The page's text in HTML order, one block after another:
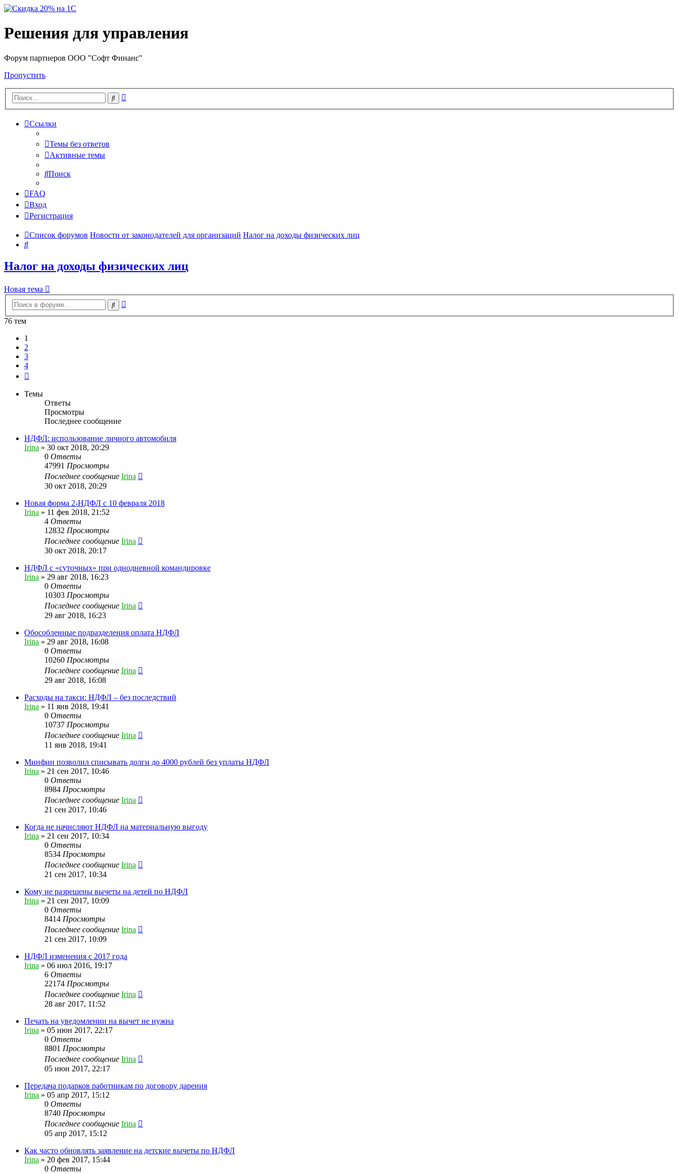
Решения для управления
Форум партнеров ООО "Софт Финанс"
Пропустить
Поиск
Ссылки
Темы без ответов
Активные темы
Поиск
FAQ
Вход
Регистрация
Список форумов Новости от законодателей для организаций Налог на доходы физических лиц
Поиск
Налог на доходы физических лиц
Новая тема
Поиск
76 тем
1
2
3
4
Темы
Ответы
Просмотры
Последнее сообщение
НДФЛ: использование личного автомобиля
Irina » 30 окт 2018, 20:29
0 Ответы
47991 Просмотры
Последнее сообщение Irina
30 окт 2018, 20:29
Новая форма 2-НДФЛ с 10 февраля 2018
Irina » 11 фев 2018, 21:52
4 Ответы
12832 Просмотры
Последнее сообщение Irina
30 окт 2018, 20:17
НДФЛ с «суточных» при однодневной командировке
Irina » 29 авг 2018, 16:23
0 Ответы
10303 Просмотры
Последнее сообщение Irina
29 авг 2018, 16:23
Обособленные подразделения оплата НДФЛ
Irina » 29 авг 2018, 16:08
0 Ответы
10260 Просмотры
Последнее сообщение Irina
29 авг 2018, 16:08
Расходы на такси: НДФЛ – без последствий
Irina » 11 янв 2018, 19:41
0 Ответы
10737 Просмотры
Последнее сообщение Irina
11 янв 2018, 19:41
Минфин позволил списывать долги до 4000 рублей без уплаты НДФЛ
Irina » 21 сен 2017, 10:46
0 Ответы
8984 Просмотры
Последнее сообщение Irina
21 сен 2017, 10:46
Когда не начисляют НДФЛ на материальную выгоду
Irina » 21 сен 2017, 10:34
0 Ответы
8534 Просмотры
Последнее сообщение Irina
21 сен 2017, 10:34
Кому не разрешены вычеты на детей по НДФЛ
Irina » 21 сен 2017, 10:09
0 Ответы
8414 Просмотры
Последнее сообщение Irina
21 сен 2017, 10:09
НДФЛ изменения с 2017 года
Irina » 06 июл 2016, 19:17
6 Ответы
22174 Просмотры
Последнее сообщение Irina
28 авг 2017, 11:52
Печать на уведомлении на вычет не нужна
Irina » 05 июн 2017, 22:17
0 Ответы
8801 Просмотры
Последнее сообщение Irina
05 июн 2017, 22:17
Передача подарков работникам по договору дарения
Irina » 05 апр 2017, 15:12
0 Ответы
8740 Просмотры
Последнее сообщение Irina
05 апр 2017, 15:12
Как часто обновлять заявление на детские вычеты по НДФЛ
Irina » 20 фев 2017, 15:44
0 Ответы